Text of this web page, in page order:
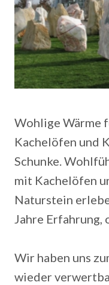
Wohlige Wärme
Kachelöfen und
Schunke.
mit Kachelöfen
Naturstein
Jahre Erfahrung,
Wir haben uns
wieder